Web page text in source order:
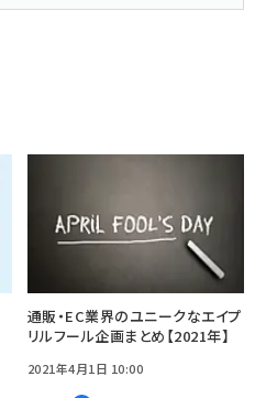
通販・EC業界のユニークなエイプ
リルフール企画まとめ【2021年】
2021年4月1日 10:00